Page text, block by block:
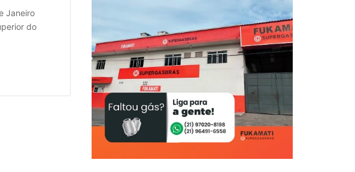
Janeiro
do